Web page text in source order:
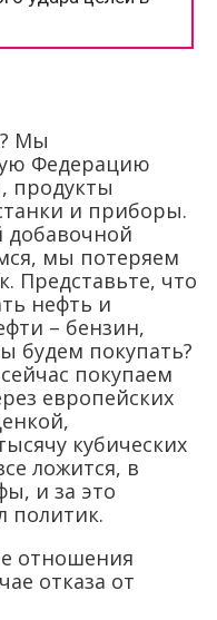
Мы
Федерацию
продукты
и приборы.
добавочной
мы потеряем
Представьте, что
нефть и
– бензин,
будем покупать?
покупаем
европейских
кубических
ложится, в
и за это
политик.
отношения
отказа от